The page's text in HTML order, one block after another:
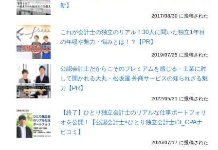
新】
2017/08/30 に投稿された
これが会計士の独立のリアル！30人に聞いた独立1年目
の年収や魅力・悩みとは！？【PR】
2019/07/25 に投稿された
公認会計士だからこそのプレミアムを感じる－士業に対
して開かれる大丸・松坂屋 外商サービスの知られざる魅
力【PR】
2022/05/31 に投稿された
【終了】ひとり独立会計士のリアルな仕事ポートフォリ
オを公開！【公認会計士×ひとり独立会計士#3_CPAナ
ビコミ】
2026/07/17 に投稿された